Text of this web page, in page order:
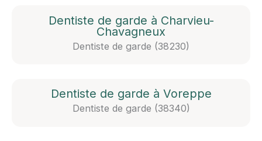
Dentiste de garde à Charvieu-
Chavagneux
Dentiste de garde (38230)
Dentiste de garde à Voreppe
Dentiste de garde (38340)